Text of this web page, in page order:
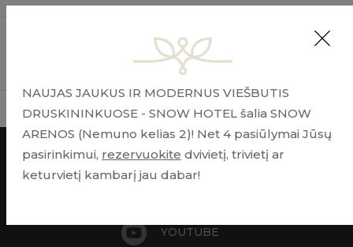
DAŽNIAUSIAI UŽDAUODAMI KLAUSIMAI
DĖL GYDYKLOS PASLAUGŲ
YOUTUBE
NAUJAS JAUKUS IR MODERNUS VIEŠBUTIS
DRUSKININKUOSE - SNOW HOTEL šalia SNOW
ARENOS (Nemuno kelias 2)! Net 4 pasiūlymai Jūsų
pasirinkimui, rezervuokite dvivietį, trivietį ar
keturvietį kambarį jau dabar!